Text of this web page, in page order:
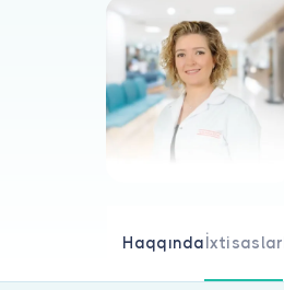
Haqqında İxtisaslar